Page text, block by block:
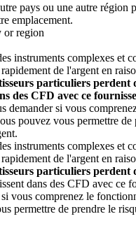
pays ou une autre région
emplacement.
or region
instruments complexes et
de l'argent en
particuliers
des CFD avec ce
demander si vous
pouvez vous permettre de
instruments complexes et
de l'argent en
particuliers perdent
dans des CFD avec ce
vous comprenez le
permettre de prendre le